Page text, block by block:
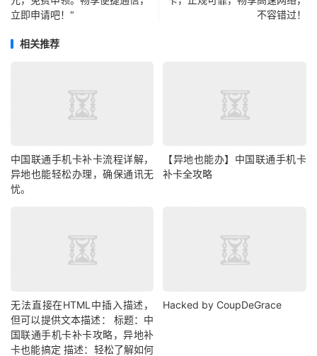
立即申请吧！"
不容错过！
相关推荐
中国联通手机卡补卡流程详解，
异地也能轻松办理，确保通讯无
忧。
【异地也能办】中国联通手机卡
补卡全攻略
无法直接在HTML中插入描述，
但可以提供文本描述： 标题：中
国联通手机卡补卡攻略，异地补
卡也能搞定 描述：轻松了解如何
Hacked by CoupDeGrace